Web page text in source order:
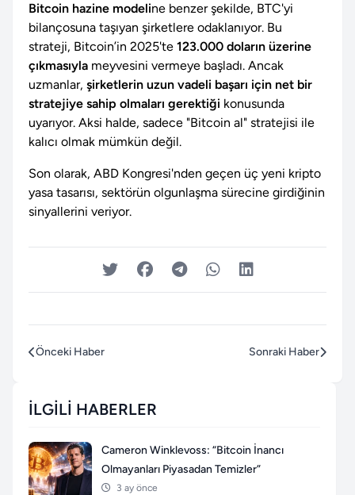
Bitcoin hazine modeline benzer şekilde, BTC'yi
bilançosuna taşıyan şirketlere odaklanıyor. Bu
strateji, Bitcoin’in 2025'te 123.000 doların üzerine
çıkmasıyla meyvesini vermeye başladı. Ancak
uzmanlar, şirketlerin uzun vadeli başarı için net bir
stratejiye sahip olmaları gerektiği konusunda
uyarıyor. Aksi halde, sadece "Bitcoin al" stratejisi ile
kalıcı olmak mümkün değil.
Son olarak, ABD Kongresi'nden geçen üç yeni kripto
yasa tasarısı, sektörün olgunlaşma sürecine girdiğinin
sinyallerini veriyor.
Önceki Haber Sonraki Haber
İLGILI HABERLER
Cameron Winklevoss: “Bitcoin İnancı
Olmayanları Piyasadan Temizler”
3 ay önce